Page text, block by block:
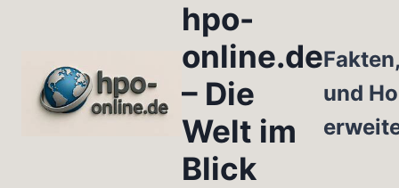
hpo-
online.de
– Die
Welt im
Blick
und